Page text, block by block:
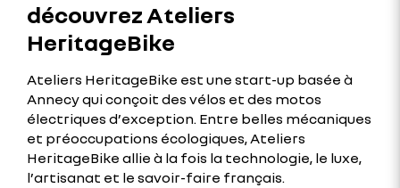
découvrez Ateliers
HeritageBike
Ateliers HeritageBike est une start-up basée à
Annecy qui conçoit des vélos et des motos
électriques d’exception. Entre belles mécaniques
et préoccupations écologiques, Ateliers
HeritageBike allie à la fois la technologie, le luxe,
l’artisanat et le savoir-faire français.